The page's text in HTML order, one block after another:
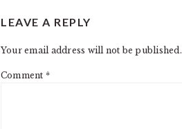
INTERACTIONS
LEAVE A REPLY
Your email address will not be published.
Comment *